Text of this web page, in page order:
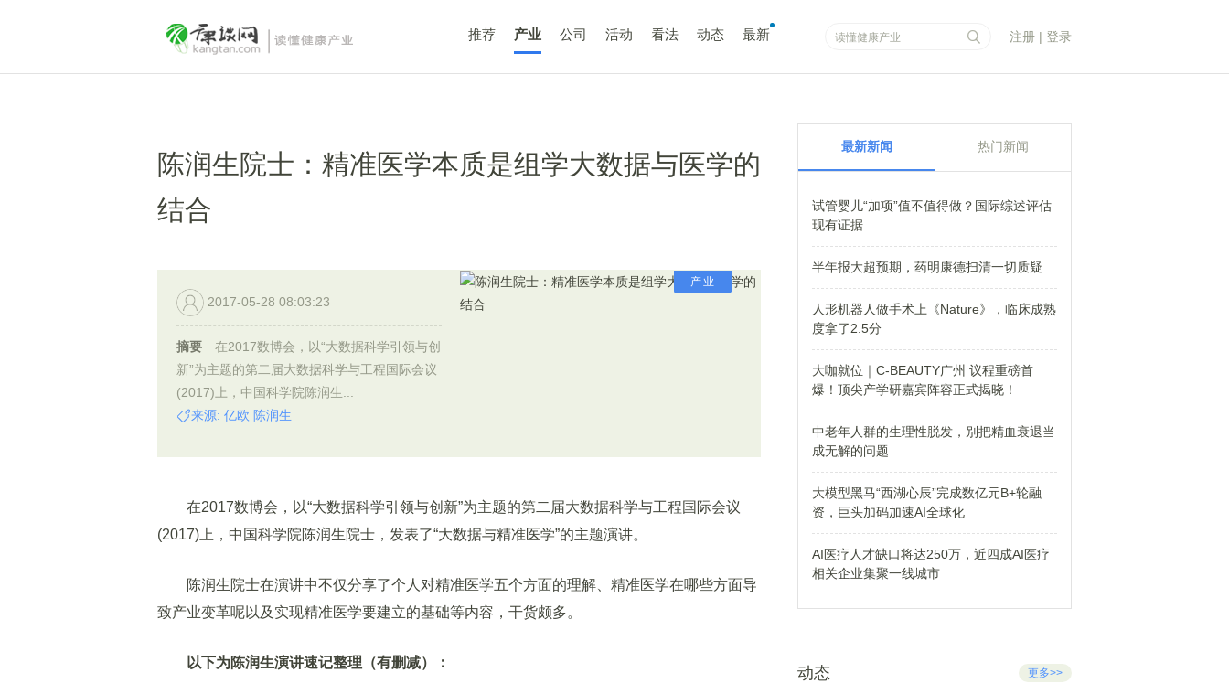
推荐 产业 公司 活动 看法 动态 最新 注册 | 登录
陈润生院士：精准医学本质是组学大数据与医学的
结合
产业
2017-05-28 08:03:23
摘要
在2017数博会，以“大数据科学引领与创
新”为主题的第二届大数据科学与工程国际会议
(2017)上，中国科学院陈润生...
来源: 亿欧 陈润生
在2017数博会，以“大数据科学引领与创新”为主题的第二届大数据科学与工程国际会议
(2017)上，中国科学院陈润生院士，发表了“大数据与精准医学”的主题演讲。
陈润生院士在演讲中不仅分享了个人对精准医学五个方面的理解、精准医学在哪些方面导
致产业变革呢以及实现精准医学要建立的基础等内容，干货颇多。
以下为陈润生演讲速记整理（有删减）：
最新新闻 热门新闻
试管婴儿“加项”值不值得做？国际综述评估
现有证据
半年报大超预期，药明康德扫清一切质疑
人形机器人做手术上《Nature》，临床成熟
度拿了2.5分
大咖就位｜C-BEAUTY广州 议程重磅首
爆！顶尖产学研嘉宾阵容正式揭晓！
中老年人群的生理性脱发，别把精血衰退当
成无解的问题
大模型黑马“西湖心辰”完成数亿元B+轮融
资，巨头加码加速AI全球化
AI医疗人才缺口将达250万，近四成AI医疗
相关企业集聚一线城市
动态 更多>>